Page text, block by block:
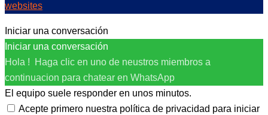
websites
Iniciar una conversación
Iniciar una conversación
Hola ! Haga clic en uno de neustros miembros a
continuacion para chatear en WhatsApp
El equipo suele responder en unos minutos.
Acepte primero nuestra política de privacidad para iniciar